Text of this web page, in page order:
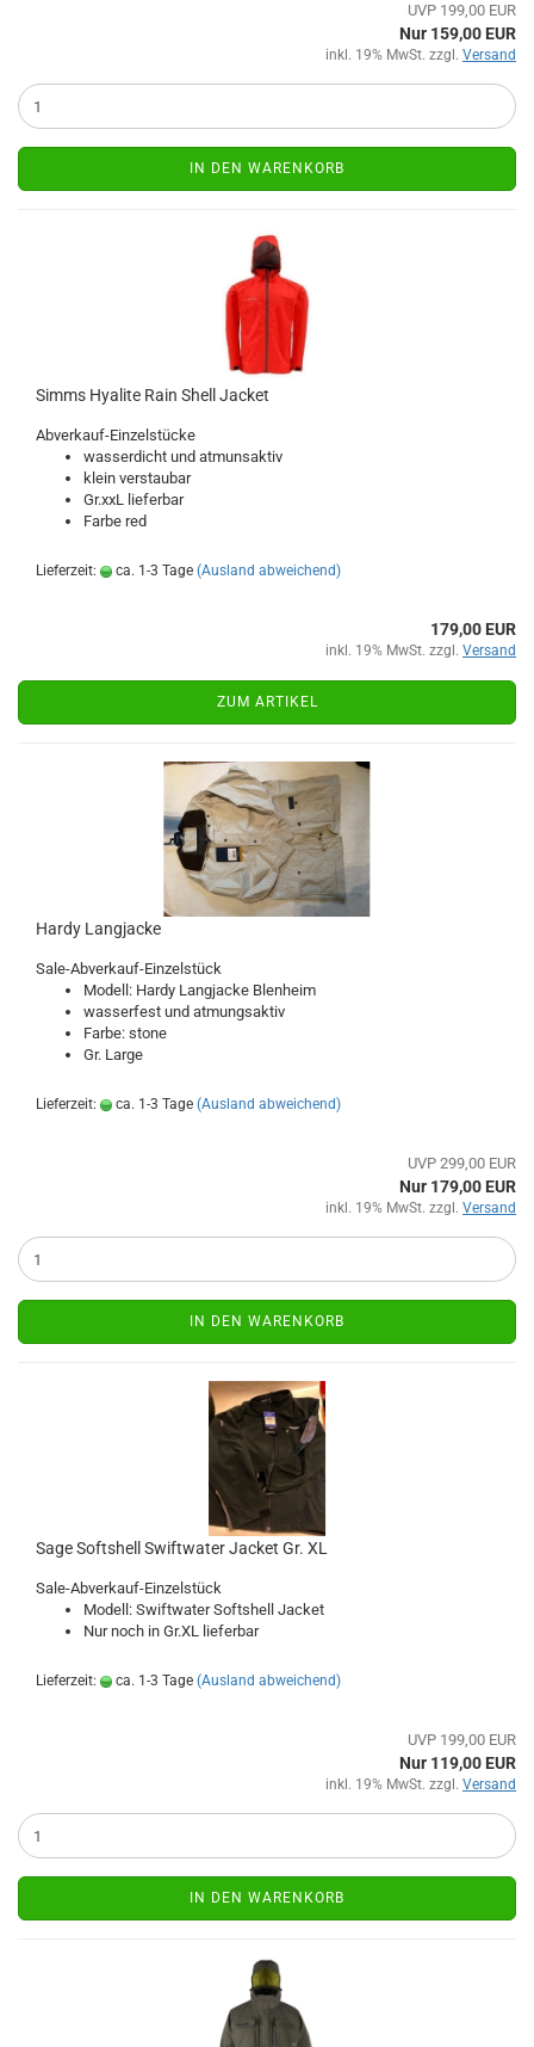
UVP 199,00 EUR
Nur 159,00 EUR
inkl. 19% MwSt. zzgl. Versand
IN DEN WARENKORB
Simms Hyalite Rain Shell Jacket
Abverkauf-Einzelstücke
wasserdicht und atmunsaktiv
klein verstaubar
Gr.xxL lieferbar
Farbe red
Lieferzeit: ca. 1-3 Tage (Ausland abweichend)
179,00 EUR
inkl. 19% MwSt. zzgl. Versand
ZUM ARTIKEL
Hardy Langjacke
Sale-Abverkauf-Einzelstück
Modell: Hardy Langjacke Blenheim
wasserfest und atmungsaktiv
Farbe: stone
Gr. Large
Lieferzeit: ca. 1-3 Tage (Ausland abweichend)
UVP 299,00 EUR
Nur 179,00 EUR
inkl. 19% MwSt. zzgl. Versand
IN DEN WARENKORB
Sage Softshell Swiftwater Jacket Gr. XL
Sale-Abverkauf-Einzelstück
Modell: Swiftwater Softshell Jacket
Nur noch in Gr.XL lieferbar
Lieferzeit: ca. 1-3 Tage (Ausland abweichend)
UVP 199,00 EUR
Nur 119,00 EUR
inkl. 19% MwSt. zzgl. Versand
IN DEN WARENKORB